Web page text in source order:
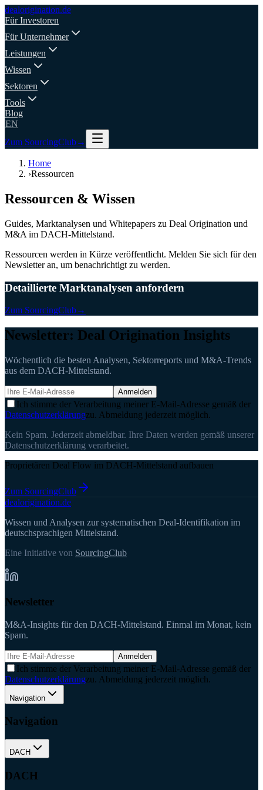
dealorigination.de
Für Investoren
Für Unternehmer
Leistungen
Wissen
Sektoren
Tools
Blog
EN
Zum SourcingClub→
Home
›Ressourcen
Ressourcen & Wissen
Guides, Marktanalysen und Whitepapers zu Deal Origination und
M&A im DACH-Mittelstand.
Ressourcen werden in Kürze veröffentlicht. Melden Sie sich für den
Newsletter an, um benachrichtigt zu werden.
Detaillierte Marktanalysen anfordern
Zum SourcingClub→
Newsletter: Deal Origination Insights
Wöchentlich die besten Analysen, Sektorreports und M&A-Trends
aus dem DACH-Mittelstand.
Anmelden
Ich stimme der Verarbeitung meiner E-Mail-Adresse gemäß der
Datenschutzerklärungzu. Abmeldung jederzeit möglich.
Kein Spam. Jederzeit abmeldbar. Ihre Daten werden gemäß unserer
Datenschutzerklärung verarbeitet.
Proprietären Deal Flow im DACH-Mittelstand aufbauen
Zum SourcingClub
dealorigination.de
Wissen und Analysen zur systematischen Deal-Identifikation im
deutschsprachigen Mittelstand.
Eine Initiative von SourcingClub
Newsletter
M&A-Insights für den DACH-Mittelstand. Einmal im Monat, kein
Spam.
Anmelden
Ich stimme der Verarbeitung meiner E-Mail-Adresse gemäß der
Datenschutzerklärungzu. Abmeldung jederzeit möglich.
Navigation
Navigation
DACH
DACH